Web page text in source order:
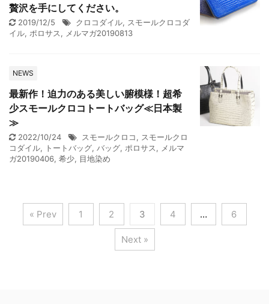
贅沢を手にしてください。
2019/12/5 クロコダイル, スモールクロコダ
イル, ポロサス, メルマガ20190813
NEWS
最新作！迫力のある美しい腑模様！超希
少スモールクロコトートバッグ≪日本製
≫
2022/10/24 スモールクロコ, スモールクロ
コダイル, トートバッグ, バッグ, ポロサス, メルマ
ガ20190406, 希少, 目地染め
« Prev 1 2 3 4 … 6
Next »